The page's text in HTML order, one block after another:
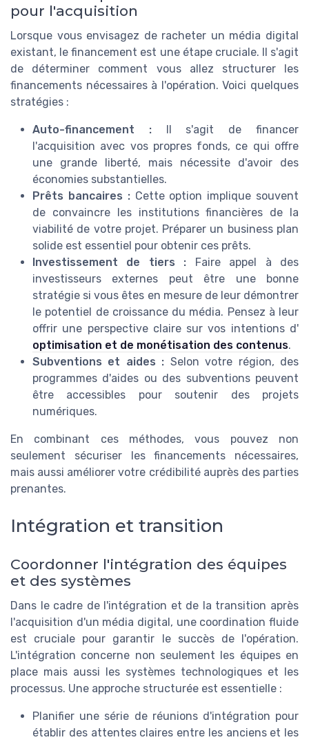
pour l'acquisition
Lorsque vous envisagez de racheter un média digital
existant, le financement est une étape cruciale. Il s'agit
de déterminer comment vous allez structurer les
financements nécessaires à l'opération. Voici quelques
stratégies :
Auto-financement :Il s'agit de financer
l'acquisition avec vos propres fonds, ce qui offre
une grande liberté, mais nécessite d'avoir des
économies substantielles.
Prêts bancaires :Cette option implique souvent
de convaincre les institutions financières de la
viabilité de votre projet. Préparer un business plan
solide est essentiel pour obtenir ces prêts.
Investissement de tiers : Faire appel à des
investisseurs externes peut être une bonne
stratégie si vous êtes en mesure de leur démontrer
le potentiel de croissance du média. Pensez à leur
offrir une perspective claire sur vos intentions d'
optimisation et de monétisation des contenus.
Subventions et aides : Selon votre région, des
programmes d'aides ou des subventions peuvent
être accessibles pour soutenir des projets
numériques.
En combinant ces méthodes, vous pouvez non
seulement sécuriser les financements nécessaires,
mais aussi améliorer votre crédibilité auprès des parties
prenantes.
Intégration et transition
Coordonner l'intégration des équipes
et des systèmes
Dans le cadre de l'intégration et de la transition après
l'acquisition d'un média digital, une coordination fluide
est cruciale pour garantir le succès de l'opération.
L'intégration concerne non seulement les équipes en
place mais aussi les systèmes technologiques et les
processus. Une approche structurée est essentielle :
Planifier une série de réunions d'intégration pour
établir des attentes claires entre les anciens et les